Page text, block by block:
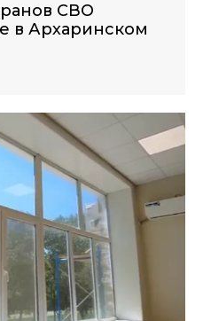
СВО
в Архаринском